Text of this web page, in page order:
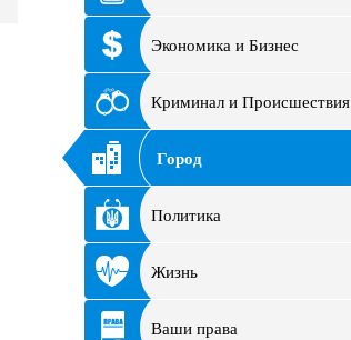
Экономика и Бизнес
Криминал и Происшествия
Город
Политика
Жизнь
Ваши права